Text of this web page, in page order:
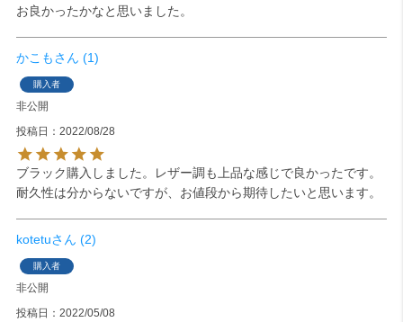
お良かったかなと思いました。
かこも 1
購入者
非公開
投稿日
2022/08/28
ブラック購入しました。レザー調も上品な感じで良かったです。
耐久性は分からないですが、お値段から期待したいと思います。
kotetu 2
購入者
非公開
投稿日
2022/05/08